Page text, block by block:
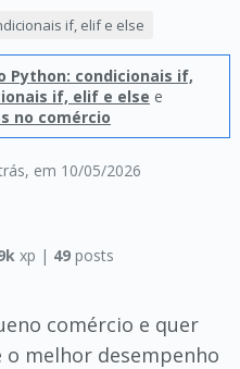
, em 10/05/2026
if, elif e else
Python: condicionais if,
if, elif e else e
no comércio
xp | 49posts
comércio e quer
melhor desempenho